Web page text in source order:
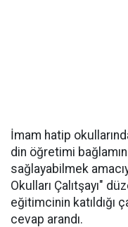
İmam hatip
din öğretimi
sağlayabilmek
Okulları Çalıtşayı"
eğitimcinin katıldığı
cevap arandı.